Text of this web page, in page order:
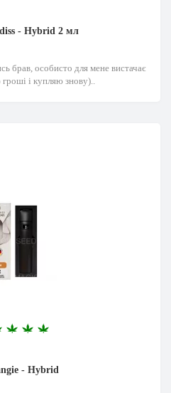
- Hybrid 2 мл
брав, особисто для мене вистачає
і купляю знову)..
- Hybrid